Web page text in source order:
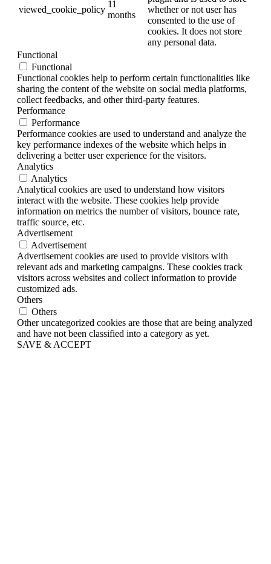
viewed_cookie_policy
11
months
whether or not user has
consented to the use of
cookies. It does not store
any personal data.
Functional
Functional
Functional cookies help to perform certain functionalities like
sharing the content of the website on social media platforms,
collect feedbacks, and other third-party features.
Performance
Performance
Performance cookies are used to understand and analyze the
key performance indexes of the website which helps in
delivering a better user experience for the visitors.
Analytics
Analytics
Analytical cookies are used to understand how visitors
interact with the website. These cookies help provide
information on metrics the number of visitors, bounce rate,
traffic source, etc.
Advertisement
Advertisement
Advertisement cookies are used to provide visitors with
relevant ads and marketing campaigns. These cookies track
visitors across websites and collect information to provide
customized ads.
Others
Others
Other uncategorized cookies are those that are being analyzed
and have not been classified into a category as yet.
SAVE & ACCEPT